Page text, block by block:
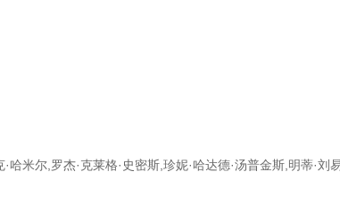
哈米尔,罗杰·克莱格·史密斯,珍妮·哈达德·汤普金斯,明蒂·刘